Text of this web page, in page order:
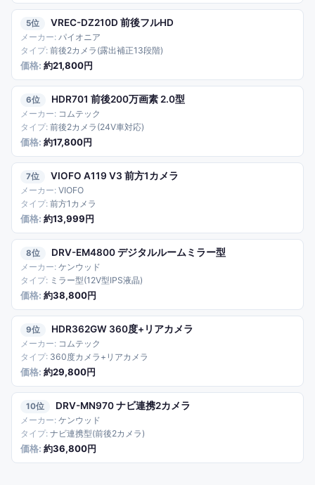
5 VREC-DZ210D 前後フルHD
パイオニア
前後2カメラ(露出補正13段階)
約21,800円
6 HDR701 前後200万画素 2.0型
コムテック
前後2カメラ(24V車対応)
約17,800円
7 VIOFO A119 V3 前方1カメラ
VIOFO
前方1カメラ
約13,999円
8 DRV-EM4800 デジタルルームミラー型
ケンウッド
ミラー型(12V型IPS液晶)
約38,800円
9 HDR362GW 360度+リアカメラ
コムテック
360度カメラ+リアカメラ
約29,800円
10 DRV-MN970 ナビ連携2カメラ
ケンウッド
ナビ連携型(前後2カメラ)
約36,800円